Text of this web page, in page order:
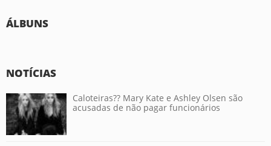
ÁLBUNS
NOTÍCIAS
Caloteiras?? Mary Kate e Ashley Olsen são
acusadas de não pagar funcionários